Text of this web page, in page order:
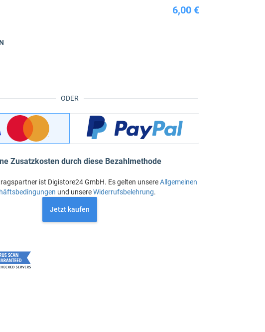
6,00 €
ODER
Zusatzkosten durch diese Bezahlmethode
ist Digistore24 GmbH. Es gelten unsereAllgemeinen
und unsereWiderrufsbelehrung.
Jetzt kaufen